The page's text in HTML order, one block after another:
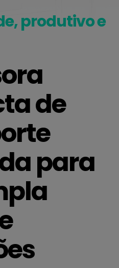
produtivo e
de
para